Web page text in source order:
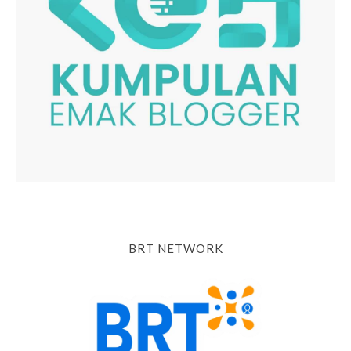
BRT NETWORK